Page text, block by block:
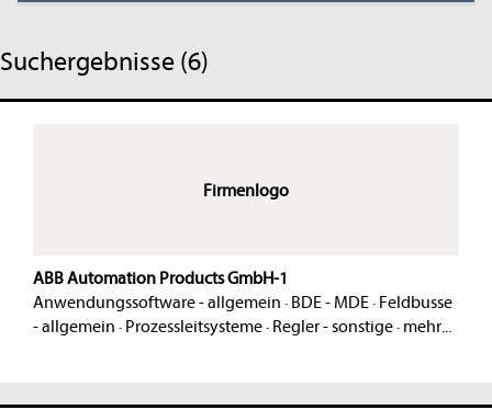
Suchergebnisse (6)
Firmenlogo
ABB Automation Products GmbH-1
Anwendungssoftware - allgemein · BDE - MDE · Feldbusse
- allgemein · Prozessleitsysteme· Regler - sonstige· mehr...